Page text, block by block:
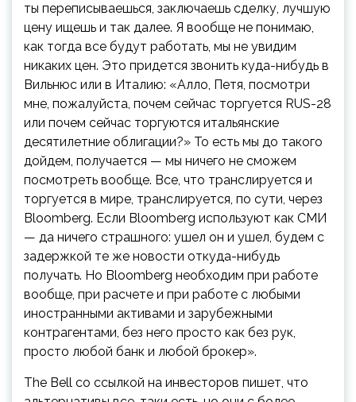
ты переписываешься, заключаешь сделку, лучшую
цену ищешь и так далее. Я вообще не понимаю,
как тогда все будут работать, мы не увидим
никаких цен. Это придется звонить куда-нибудь в
Вильнюс или в Италию: «Алло, Петя, посмотри
мне, пожалуйста, почем сейчас торгуется RUS-28
или почем сейчас торгуются итальянские
десятилетние облигации?» То есть мы до такого
дойдем, получается — мы ничего не сможем
посмотреть вообще. Все, что транслируется и
торгуется в мире, транслируется, по сути, через
Bloomberg. Если Bloomberg используют как СМИ
— да ничего страшного: ушел он и ушел, будем с
задержкой те же новости откуда-нибудь
получать. Но Bloomberg необходим при работе
вообще, при расчете и при работе с любыми
иностранными активами и зарубежными
контрагентами, без него просто как без рук,
просто любой банк и любой брокер».
The Bell со ссылкой на инвесторов пишет, что